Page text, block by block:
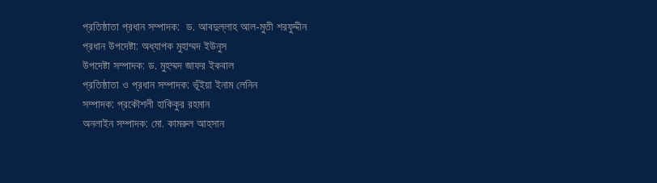
প্রতিষ্ঠাতা প্রধান সম্পাদক: ড. আবদুল্লাহ আল-মুতী শরফুদ্দীন
প্রধান উপদেষ্টা: অধ্যাপক মুহাম্মদ ইউনুস
উপদেষ্টা সম্পাদক: ড. মুহম্মদ জাফর ইকবাল
প্রতিষ্ঠাতা ও প্রধান সম্পাদক: ভূঁইয়া ইনাম লেনিন
সম্পাদক: প্রকৌশলী হাকিকুর রহমান
অনলাইন সম্পাদক: মো. কামরুল আহসান